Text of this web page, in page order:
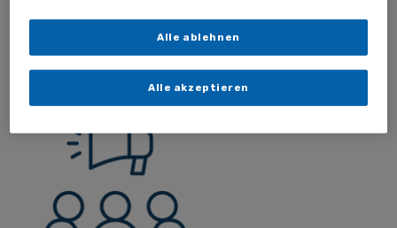
sind:
Alle ablehnen
Alle akzeptieren